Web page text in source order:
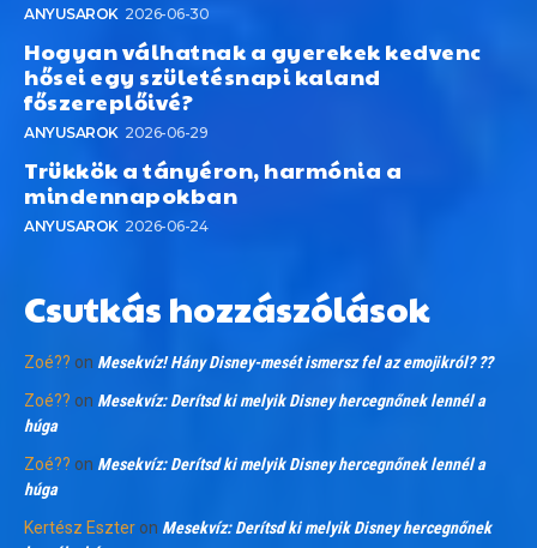
ANYUSAROK 2026-06-30
Hogyan válhatnak a gyerekek kedvenc
hősei egy születésnapi kaland
főszereplőivé?
ANYUSAROK 2026-06-29
Trükkök a tányéron, harmónia a
mindennapokban
ANYUSAROK 2026-06-24
Csutkás hozzászólások
Zoé?? on Mesekvíz! Hány Disney-mesét ismersz fel az emojikról? ??
Zoé?? on Mesekvíz: Derítsd ki melyik Disney hercegnőnek lennél a
húga
Zoé?? on Mesekvíz: Derítsd ki melyik Disney hercegnőnek lennél a
húga
Kertész Eszter on Mesekvíz: Derítsd ki melyik Disney hercegnőnek